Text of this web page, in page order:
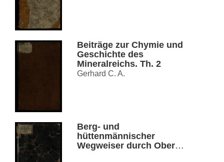
Beiträge zur Chymie und
Geschichte des
Mineralreichs. Th. 2
Gerhard C. A.
Berg- und
hüttenmännischer
Wegweiser durch Ober-